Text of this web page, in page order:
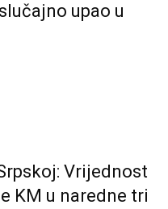
upao u
Vrijednost
KM u naredne tri